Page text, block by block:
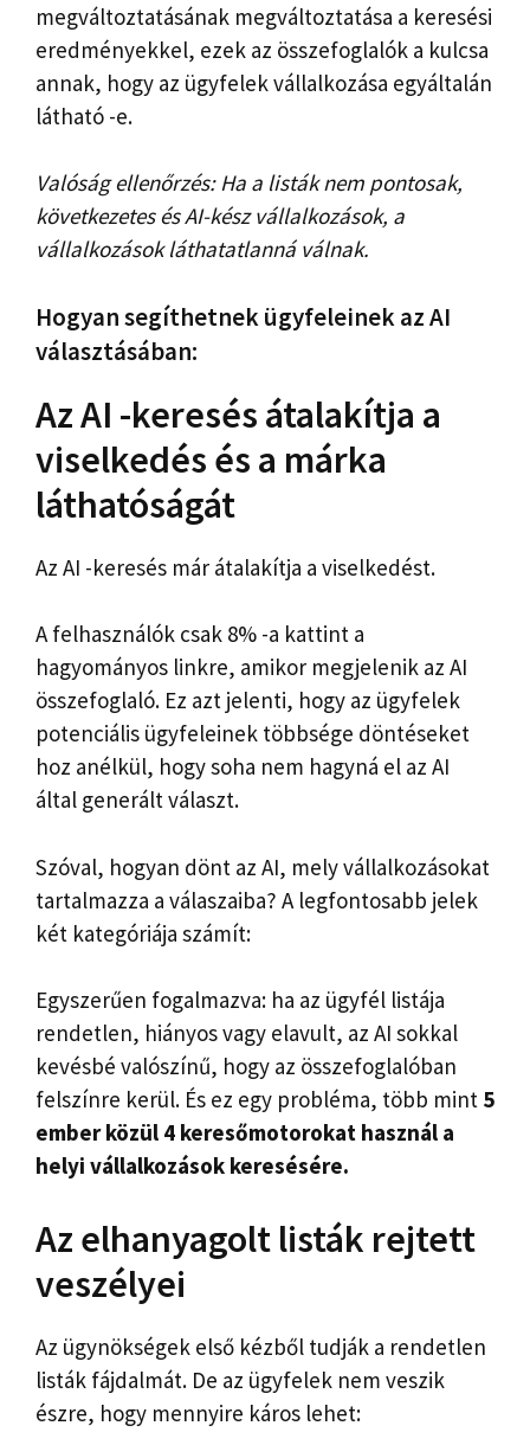
megváltoztatásának megváltoztatása a keresési
eredményekkel, ezek az összefoglalók a kulcsa
annak, hogy az ügyfelek vállalkozása egyáltalán
látható -e.
Valóság ellenőrzés: Ha a listák nem pontosak,
következetes és AI-kész vállalkozások, a
vállalkozások láthatatlanná válnak.
Hogyan segíthetnek ügyfeleinek az AI
választásában:
Az AI -keresés átalakítja a
viselkedés és a márka
láthatóságát
Az AI -keresés már átalakítja a viselkedést.
A felhasználók csak 8% -a kattint a
hagyományos linkre, amikor megjelenik az AI
összefoglaló. Ez azt jelenti, hogy az ügyfelek
potenciális ügyfeleinek többsége döntéseket
hoz anélkül, hogy soha nem hagyná el az AI
által generált választ.
Szóval, hogyan dönt az AI, mely vállalkozásokat
tartalmazza a válaszaiba? A legfontosabb jelek
két kategóriája számít:
Egyszerűen fogalmazva: ha az ügyfél listája
rendetlen, hiányos vagy elavult, az AI sokkal
kevésbé valószínű, hogy az összefoglalóban
felszínre kerül. És ez egy probléma, több mint 5
ember közül 4 keresőmotorokat használ a
helyi vállalkozások keresésére.
Az elhanyagolt listák rejtett
veszélyei
Az ügynökségek első kézből tudják a rendetlen
listák fájdalmát. De az ügyfelek nem veszik
észre, hogy mennyire káros lehet: